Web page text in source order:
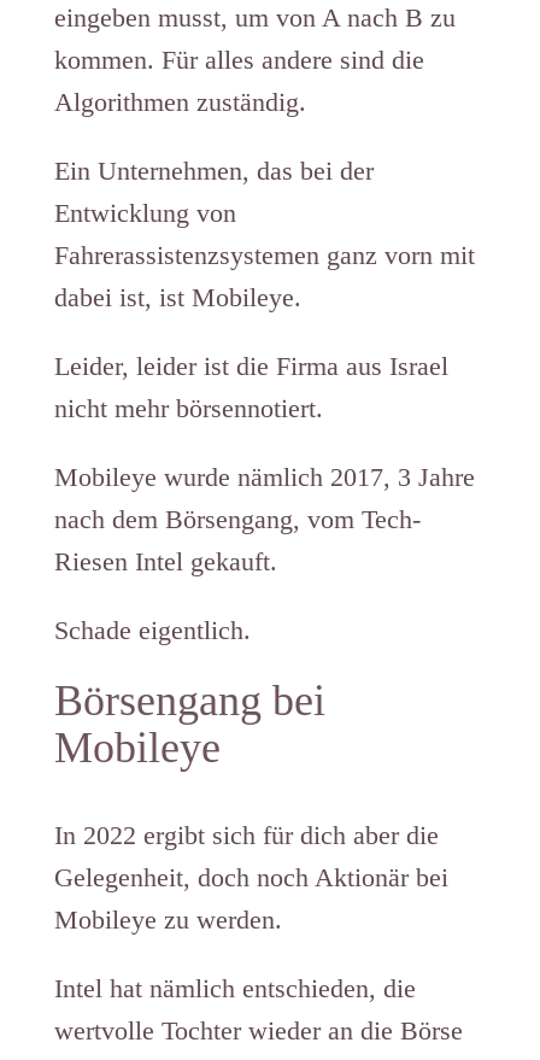
eingeben musst, um von A nach B zu
kommen. Für alles andere sind die
Algorithmen zuständig.
Ein Unternehmen, das bei der
Entwicklung von
Fahrerassistenzsystemen ganz vorn mit
dabei ist, ist Mobileye.
Leider, leider ist die Firma aus Israel
nicht mehr börsennotiert.
Mobileye wurde nämlich 2017, 3 Jahre
nach dem Börsengang, vom Tech-
Riesen Intel gekauft.
Schade eigentlich.
Börsengang bei
Mobileye
In 2022 ergibt sich für dich aber die
Gelegenheit, doch noch Aktionär bei
Mobileye zu werden.
Intel hat nämlich entschieden, die
wertvolle Tochter wieder an die Börse